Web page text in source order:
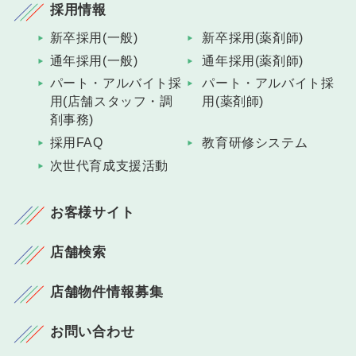
採用情報
新卒採用(一般)
新卒採用(薬剤師)
通年採用(一般)
通年採用(薬剤師)
パート・アルバイト採
用(店舗スタッフ・調
剤事務)
パート・アルバイト採
用(薬剤師)
採用FAQ
教育研修システム
次世代育成支援活動
お客様サイト
店舗検索
店舗物件情報募集
お問い合わせ